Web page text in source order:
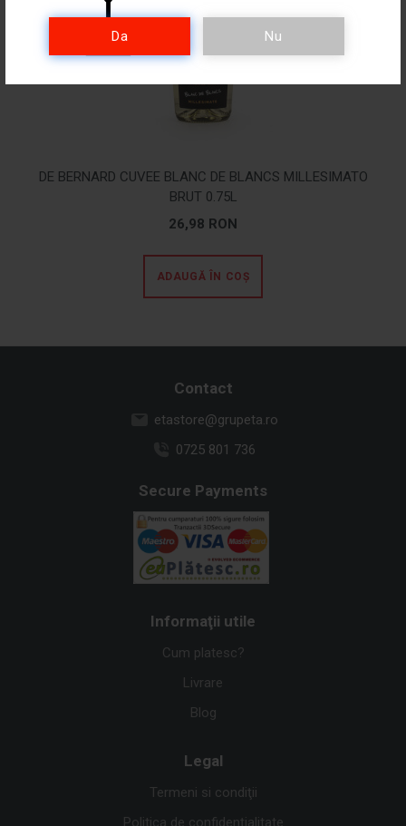
Da Nu
DE BERNARD CUVEE BLANC DE BLANCS MILLESIMATO
BRUT 0.75L
26,98 RON
ADAUGĂ ÎN COȘ
Contact
etastore@grupeta.ro
0725 801 736
Secure Payments
Informaţii utile
Cum platesc?
Livrare
Blog
Legal
Termeni si condiţii
Politica de confidenţialitate